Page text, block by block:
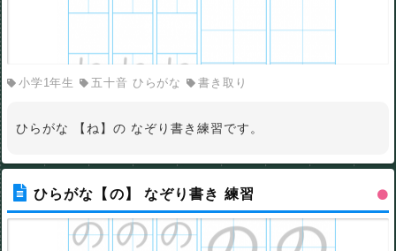
小学1年生 五十音 ひらがな 書き取り
ひらがな 【ね】の なぞり書き練習です。
ひらがな【の】 なぞり書き 練習